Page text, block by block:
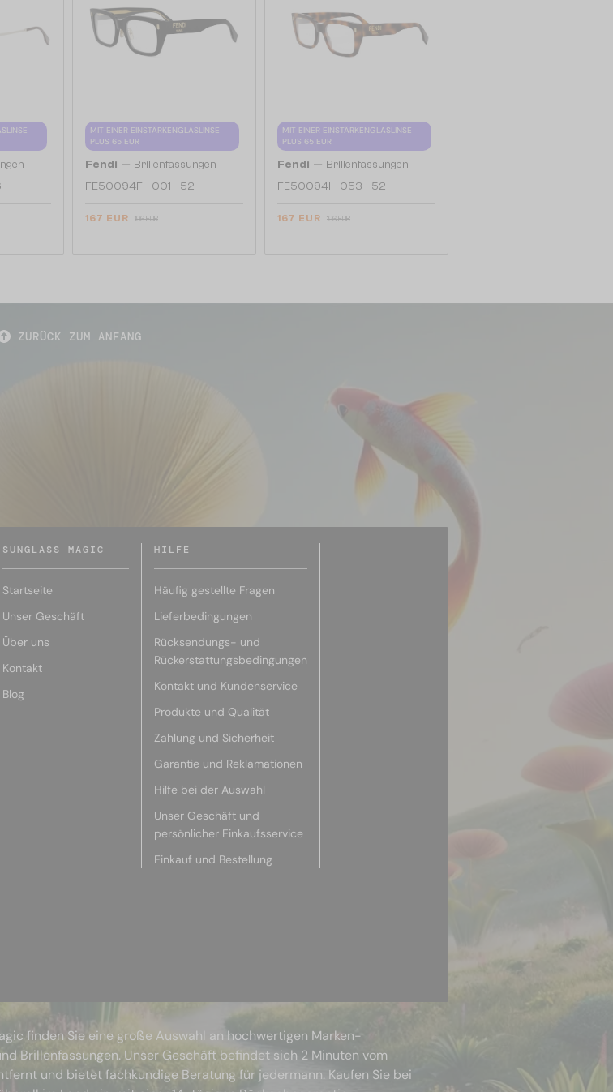
MIT EINER EINSTÄRKENGLASLINSE
PLUS 65 EUR
Fendi — Brillenfassungen
FE50094F - 001 - 52
167 EUR 196 EUR
MIT EINER EINSTÄRKENGLASLINSE
PLUS 65 EUR
Fendi — Brillenfassungen
FE50094I - 053 - 52
167 EUR 196 EUR
ZURÜCK ZUM ANFANG
SUNGLASS MAGIC
Startseite
Unser Geschäft
Über uns
Kontakt
Blog
HILFE
Häufig gestellte Fragen
Lieferbedingungen
Rücksendungs- und
Rückerstattungsbedingungen
Kontakt und Kundenservice
Produkte und Qualität
Zahlung und Sicherheit
Garantie und Reklamationen
Hilfe bei der Auswahl
Unser Geschäft und
persönlicher Einkaufsservice
Einkauf und Bestellung
finden Sie eine große Auswahl an hochwertigen Marken-
Brillenfassungen. Unser Geschäft befindet sich 2 Minuten vom
und bietet fachkundige Beratung für jedermann. Kaufen Sie bei